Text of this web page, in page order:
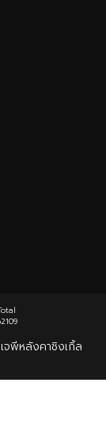
จพีหลังคาชิงเกิ้ล